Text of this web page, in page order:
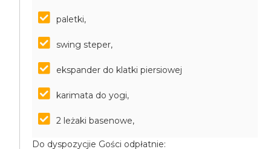
paletki,
swing steper,
ekspander do klatki piersiowej
karimata do yogi,
2 leżaki basenowe,
Do dyspozycjie Gości odpłatnie: